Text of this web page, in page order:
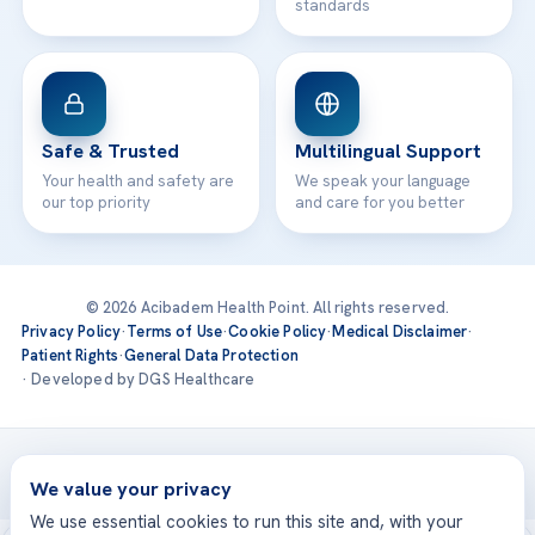
standards
Safe & Trusted
Your health and safety are
our top priority
Multilingual Support
We speak your language
and care for you better
© 2026 Acibadem Health Point. All rights reserved.
Privacy Policy·Terms of Use·Cookie Policy·Medical Disclaimer·
Patient Rights·General Data Protection
· Developed by DGS Healthcare
Treatments are delivered at our JCI-accredited hospitals —
Acıbadem International
We value your privacy
We use essential cookies to run this site and, with your